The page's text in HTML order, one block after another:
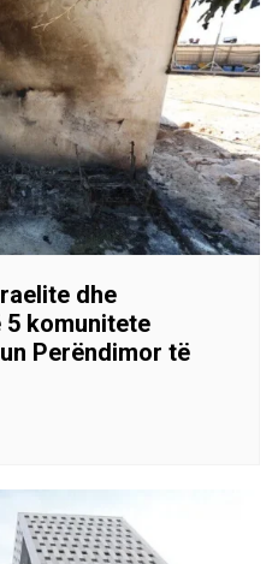
dhe
5 komunitete
Perëndimor të